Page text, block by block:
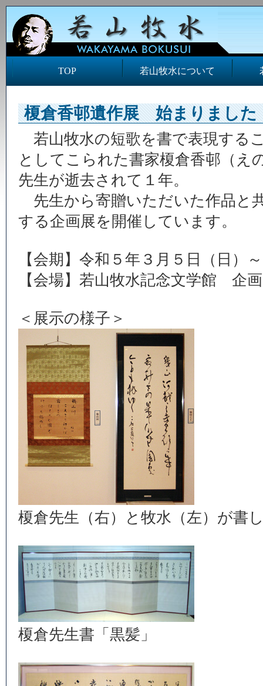
TOP 若山牧水について
榎倉香邨遺作展 始まりました
若山牧水の短歌を書で表現する
としてこられた書家榎倉香邨（
先生が逝去されて１年。
先生から寄贈いただいた作品と
する企画展を開催しています。
【会期】令和５年３月５日（日）
【会場】若山牧水記念文学館 企
＜展示の様子＞
榎倉先生（右）と牧水（左）が書
榎倉先生書「黒髪」